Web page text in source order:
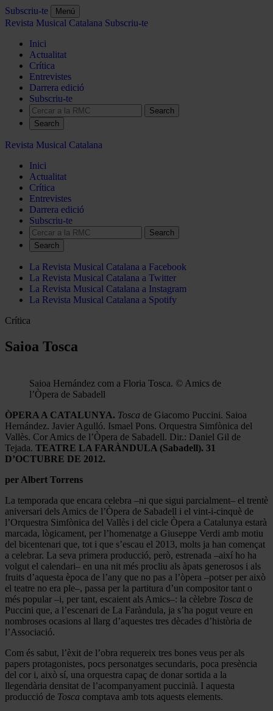
Subscriu-te Menú
Revista Musical Catalana Subscriu-te
Inici
Actualitat
Crítica
Entrevistes
Darrera edició
Subscriu-te
Search
Revista Musical Catalana
Inici
Actualitat
Crítica
Entrevistes
Darrera edició
Subscriu-te
Search
La Revista Musical Catalana a Facebook
La Revista Musical Catalana a Twitter
La Revista Musical Catalana a Instagram
La Revista Musical Catalana a Spotify
Crítica
Saioa Tosca
Saioa Hernández com a Floria Tosca. © Amics de
l’Òpera de Sabadell
ÒPERA A CATALUNYA. Tosca de Giacomo Puccini. Saioa
Hernández. Javier Agulló. Ismael Pons. Orquestra Simfònica del
Vallès. Cor Amics de l’Òpera de Sabadell. Dir.: Daniel Gil de
Tejada. TEATRE LA FARÀNDULA (Sabadell). 31
D’OCTUBRE DE 2012.
per Albert Torrens
La temporada que encara celebra –ni que sigui parcialment– el trentè
aniversari dels Amics de l’Òpera de Sabadell i el vint-i-cinquè de
l’Orquestra Simfònica del Vallès i del cicle Òpera a Catalunya estarà
marcada, lògicament, per l’homenatge a Giuseppe Verdi amb motiu
del bicentenari que, tot i que s’escau el 2013, molts ja han començat
a celebrar. La seva primera producció, però, estrenada –així ho ha
volgut el calendari– en una nit més procliu als àpats generosos i als
fruits d’aquesta època de l’any que no pas a l’òpera –potser per això
el teatre no era ple–, passa per la partitura d’un compositor tant o
més popular –i, per tant, escaient als Amics–: la cèlebre Tosca de
Puccini que, a l’escenari de La Faràndula, ja s’ha pogut veure en
nombroses ocasions al llarg d’aquestes tres dècades d’història de
l’Associació.
Com és sabut, l’èxit de l’obra requereix tres bones veus per als
papers protagonistes, pocs personatges secundaris, poca presència
del cor i, això sí, una orquestra capaç de donar sortida a la
llegendària densitat de l’acompanyament puccinià. I aquesta
producció de Tosca comptava amb tots aquests elements.